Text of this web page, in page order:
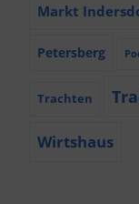
Markt
Petersberg
Trachten
Wirtshaus